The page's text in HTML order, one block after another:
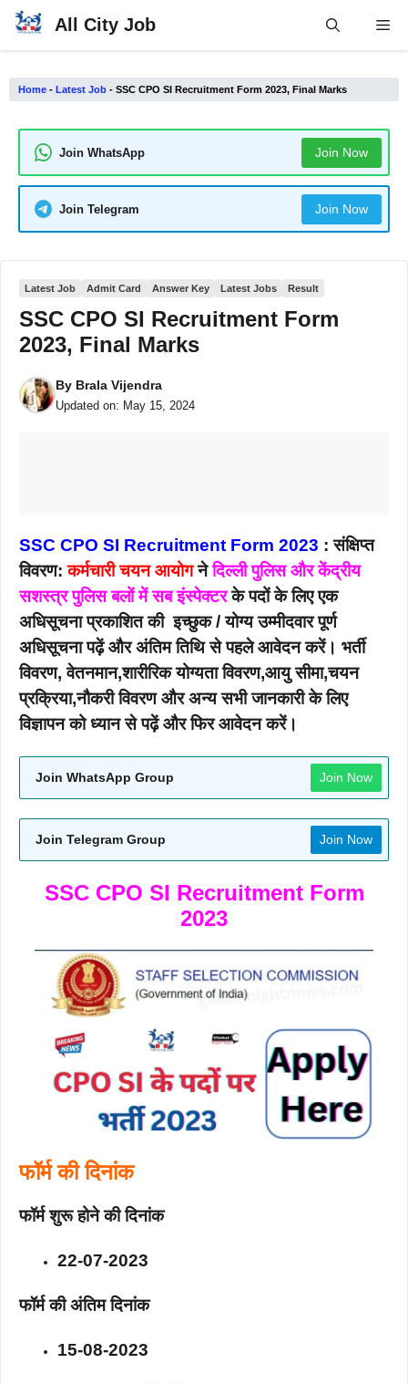
Skip
All City Job
Home - Latest Job - SSC CPO SI Recruitment Form 2023, Final Marks
Join WhatsApp Join Now
Join Telegram Join Now
Latest Job Admit Card Answer Key Latest Jobs Result
SSC CPO SI Recruitment Form
2023, Final Marks
By Brala Vijendra
Updated on: May 15, 2024
SSC CPO SI Recruitment Form 2023 : संक्षिप्त
विवरण:कर्मचारी चयन आयोगनेदिल्ली पुलिस और केंद्रीय
सशस्त्र पुलिस बलों में सब इंस्पेक्टरके पदों के लिए एक
अधिसूचना प्रकाशित की इच्छुक / योग्य उम्मीदवार पूर्ण
अधिसूचना पढ़ें और अंतिम तिथि से पहले आवेदन करें। भर्ती
विवरण, वेतनमान,शारीरिक योग्यता विवरण,आयु सीमा,चयन
प्रक्रिया,नौकरी विवरण और अन्य सभी जानकारी के लिए
विज्ञापन को ध्यान से पढ़ें और फिर आवेदन करें।
Join WhatsApp Group Join Now
Join Telegram Group Join Now
SSC CPO SI Recruitment Form
2023
फॉर्म की दिनांक
फॉर्म शुरू होने की दिनांक
22-07-2023
फॉर्म की अंतिम दिनांक
15-08-2023